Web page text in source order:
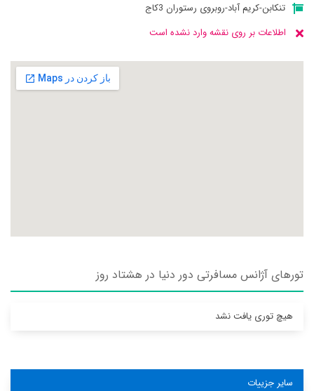
تنکابن-کریم آباد-روبروی رستوران 3کاج
اطلاعات بر روی نقشه وارد نشده است
تورهای آژانس مسافرتی دور دنيا در هشتاد روز
هیچ توری یافت نشد
سایر جزییات